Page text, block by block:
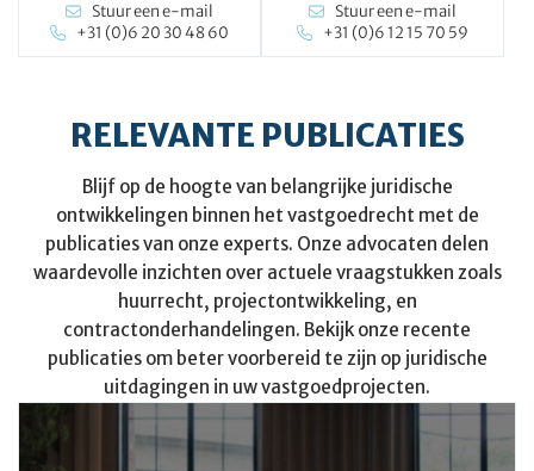
Stuur een e-mail
+31 (0)6 20 30 48 60
Stuur een e-mail
+31 (0)6 12 15 70 59
RELEVANTE PUBLICATIES
Blijf op de hoogte van belangrijke juridische
ontwikkelingen binnen het vastgoedrecht met de
publicaties van onze experts. Onze advocaten delen
waardevolle inzichten over actuele vraagstukken zoals
huurrecht, projectontwikkeling, en
contractonderhandelingen. Bekijk onze recente
publicaties om beter voorbereid te zijn op juridische
uitdagingen in uw vastgoedprojecten.